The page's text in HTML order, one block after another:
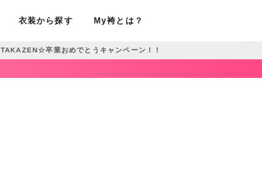
衣装から探す My袴とは？
TAKAZEN☆卒業おめでとうキャンペーン！！